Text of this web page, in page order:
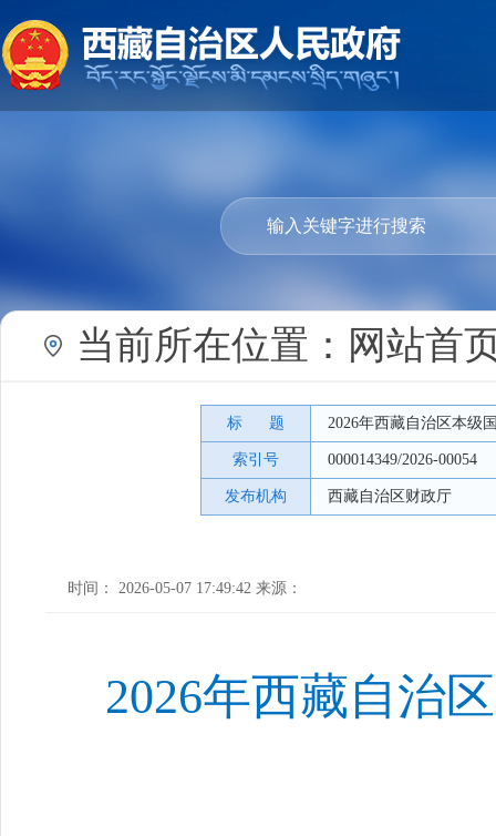
当前所在位置： 网站首
标 题 2026年西藏自治区本级
索引号 000014349/2026-00054
发布机构 西藏自治区财政厅
时间： 2026-05-07 17:49:42 来源：
2026年西藏自治